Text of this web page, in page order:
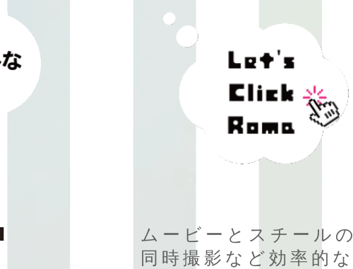
ムービーとスチールの
同時撮影など効率的な